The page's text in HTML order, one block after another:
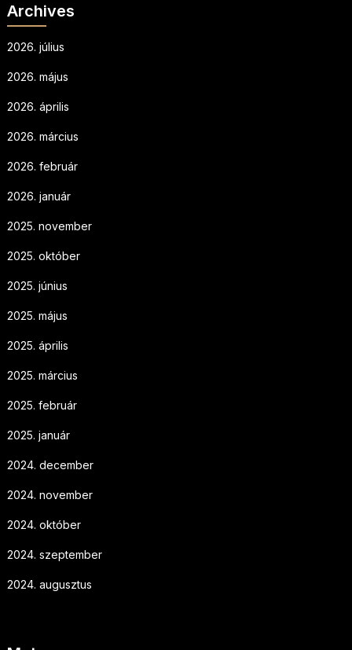
Archives
2026. július
2026. május
2026. április
2026. március
2026. február
2026. január
2025. november
2025. október
2025. június
2025. május
2025. április
2025. március
2025. február
2025. január
2024. december
2024. november
2024. október
2024. szeptember
2024. augusztus